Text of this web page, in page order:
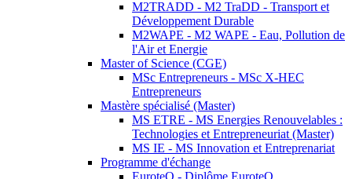
M2TRADD - M2 TraDD - Transport et
Développement Durable
M2WAPE - M2 WAPE - Eau, Pollution de
l'Air et Energie
Master of Science (CGE)
MSc Entrepreneurs - MSc X-HEC
Entrepreneurs
Mastère spécialisé (Master)
MS ETRE - MS Energies Renouvelables :
Technologies et Entrepreneuriat (Master)
MS IE - MS Innovation et Entreprenariat
Programme d'échange
EuroteQ - Diplôme EuroteQ